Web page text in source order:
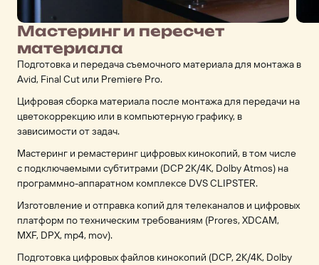
Мастеринг и пересчет
материала
Подготовка и передача съемочного материала для монтажа в
Avid, Final Cut или Premiere Pro.
Цифровая сборка материала после монтажа для передачи на
цветокоррекцию или в компьютерную графику, в
зависимости от задач.
Мастеринг и ремастеринг цифровых кинокопий, в том числе
с подключаемыми субтитрами (DCP 2K/4K, Dolby Atmos) на
программно-аппаратном комплексе DVS CLIPSTER.
Изготовление и отправка копий для телеканалов и цифровых
платформ по техническим требованиям (Prores, XDCAM,
MXF, DPX, mp4, mov).
Подготовка цифровых файлов кинокопий (DCP, 2K/4K, Dolby